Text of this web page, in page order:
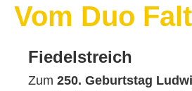
Vom Duo
Fiedelstreich
Zum 250. Geburtstag